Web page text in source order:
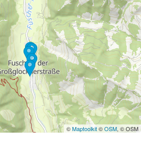
©Maptoolkit©OSM, © OSM